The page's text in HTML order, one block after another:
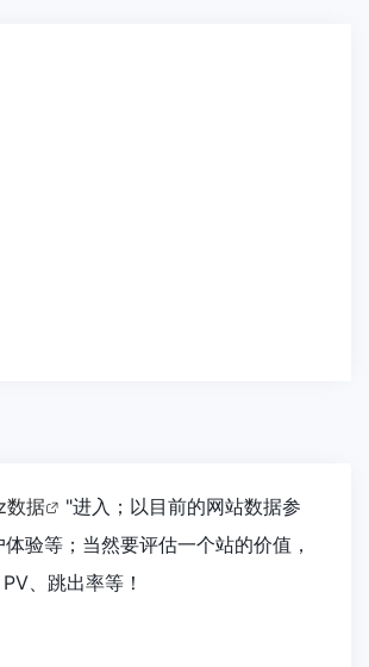
数据
"进入；以目前的网站数据参
验等；当然要评估一个站的价值，
、跳出率等！